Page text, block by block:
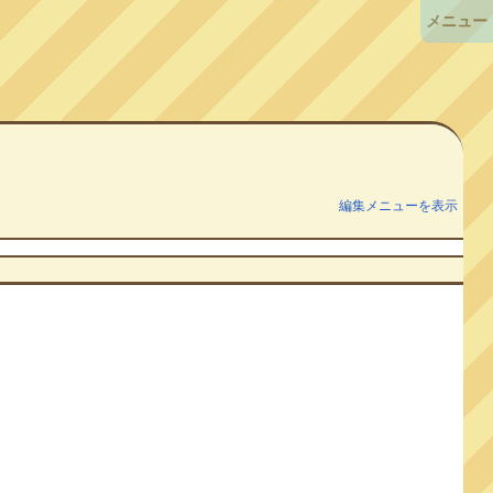
編集メニューを表示
メニュー